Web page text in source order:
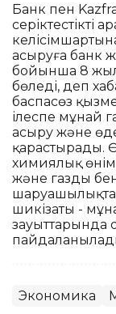
Банк пен
асыруға банк
бойынша 8
бөледі, деп
баспасөз
ілеспе мұнай
асыру және
қарастырады.
химиялық
және газды
шаруашылықта
шикізаты -
зауыттарында
Экономика